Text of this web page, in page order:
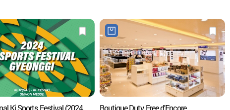
Ki Sports Festival (2024
Boutique Duty Free d'Encore